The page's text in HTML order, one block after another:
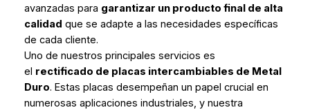
avanzadas para garantizar un producto final de alta
calidad que se adapte a las necesidades específicas
de cada cliente.
Uno de nuestros principales servicios es
el rectificado de placas intercambiables de Metal
Duro. Estas placas desempeñan un papel crucial en
numerosas aplicaciones industriales, y nuestra